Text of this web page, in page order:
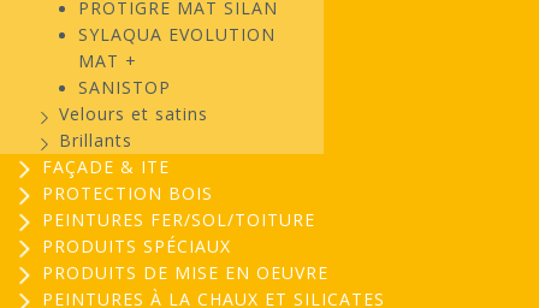
PROTIGRE MAT SILAN
SYLAQUA EVOLUTION
MAT +
SANISTOP
Velours et satins
Brillants
FAÇADE & ITE
PROTECTION BOIS
PEINTURES FER/SOL/TOITURE
PRODUITS SPÉCIAUX
PRODUITS DE MISE EN OEUVRE
PEINTURES À LA CHAUX ET SILICATES